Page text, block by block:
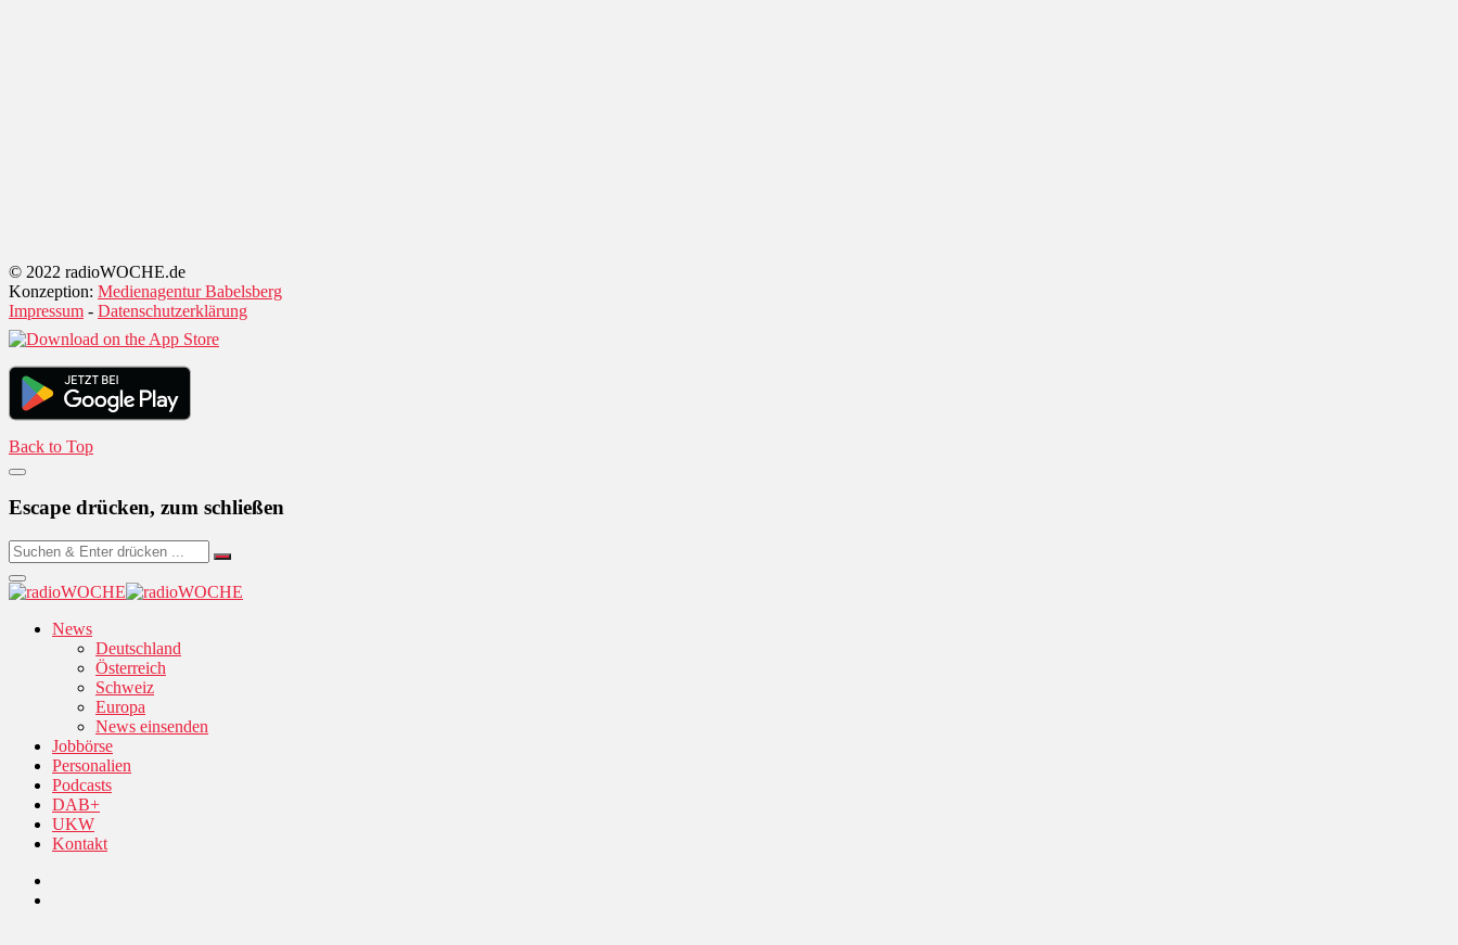
© 2022 radioWOCHE.de
Konzeption: Medienagentur Babelsberg
Impressum - Datenschutzerklärung
Back to Top
Escape drücken, zum schließen
News
Deutschland
Österreich
Schweiz
Europa
News einsenden
Jobbörse
Personalien
Podcasts
DAB+
UKW
Kontakt